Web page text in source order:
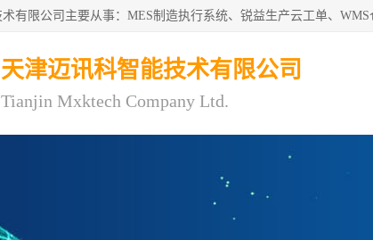
天津迈讯科智能技术有限公司
Tianjin Mxktech Company Ltd.